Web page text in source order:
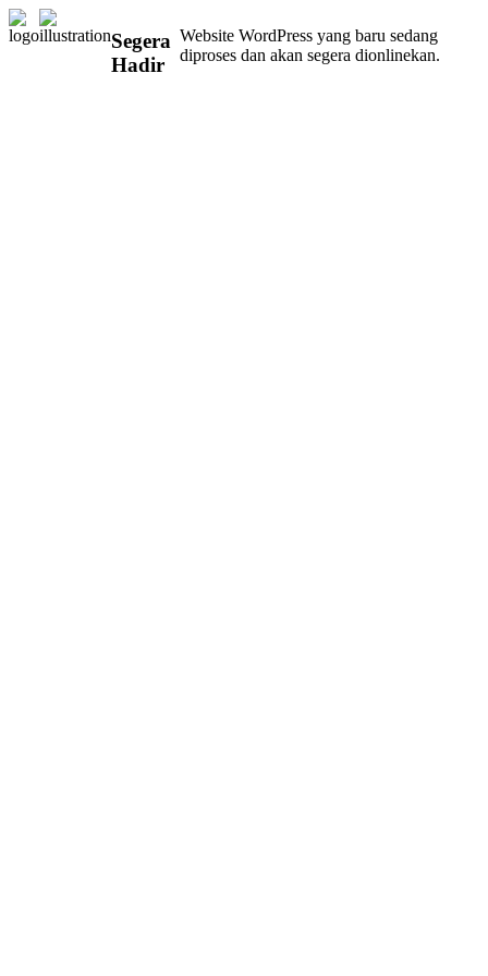
Segera
Hadir
Website WordPress yang baru sedang
diproses dan akan segera dionlinekan.